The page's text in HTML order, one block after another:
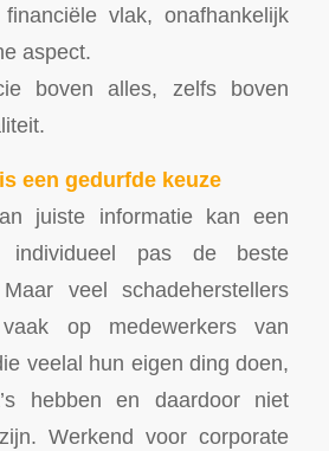
vlak, onafhankelijk
aspect.
boven alles, zelfs boven
een gedurfde keuze
juiste informatie kan een
individueel pas de beste
veel schadeherstellers
op medewerkers van
veelal hun eigen ding doen,
hebben en daardoor niet
Werkend voor corporate